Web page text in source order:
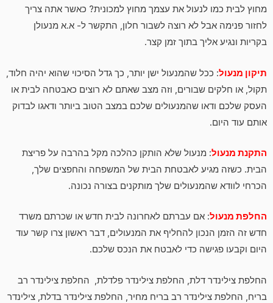
מחוץ לבית כמו לנעול את עצמך מחוץ למכונית? כאשר אתה צריך
לחזור פנימה אבל לא רוצה לשבור חלון, התקשר ל- א.א מנעולן
בקריות ונגיע אליך בתוך זמן קצר.
תיקון מנעול: ככל שהמנעול ישן יותר, כך גדל הסיכוי שהוא יהיה חלוד,
תקול, או חלקים שבורים, וזה מצב שאתם לא רוצים כאבטחה לבית או
העסק שלכם ודאו שהמנעולים שלכם במצב הטוב ביותר ודאגו לבדוק
אותם עוד היום.
התקנת מנעול: מנעול שלא הותקן כהלכה מקל בהרבה על פריצת
הבית. כשזה מגיע לאבטחת הבית של המשפחה והחפצים שלך,
הכרחי לוודא שהמנעולים שלך מותקנים בצורה נכונה.
החלפת מנעול: אם עברתם לאחרונה לבית חדש או שכרתם משרד
חדש זה הזמן הנכון להחליף את המנעולים, דבר ראשון צרו קשר עוד
היום וקבעו פגישה כדי לאבטח את הנכס שלכם.
החלפת צילינדר דלת, החלפת צילינדר פלדלת, החלפת צילינדר רב
בריח, החלפת צילינדר רב בריח מחיר, החלפת צילינדר בדלת, צילינדר